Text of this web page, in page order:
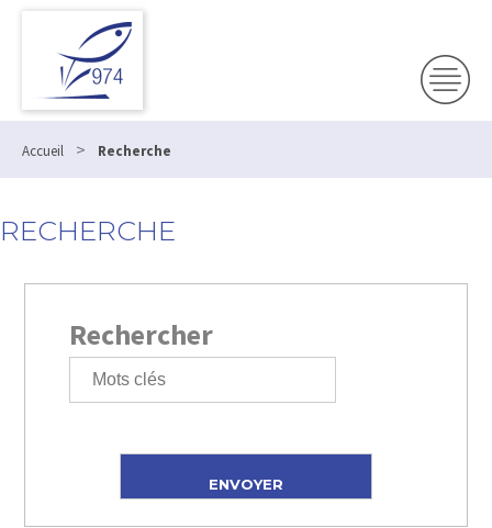
Accueil > Recherche
RECHERCHE
Rechercher